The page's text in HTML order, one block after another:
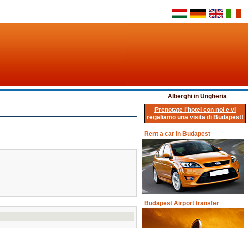
Alberghi in Ungheria
Prenotate l'hotel con noi e vi
regaliamo una visita di Budapest!
Rent a car in Budapest
Budapest Airport transfer